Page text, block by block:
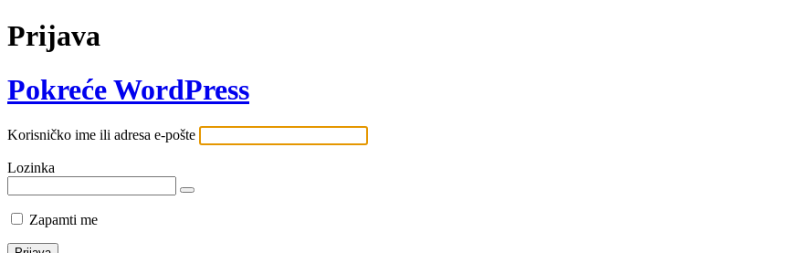
Prijava
Pokreće WordPress
Korisničko ime ili adresa e-pošte
Lozinka
Zapamti me